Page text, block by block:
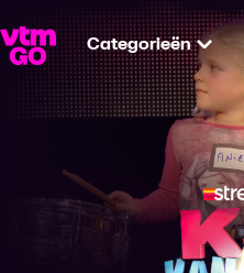
Categorieën